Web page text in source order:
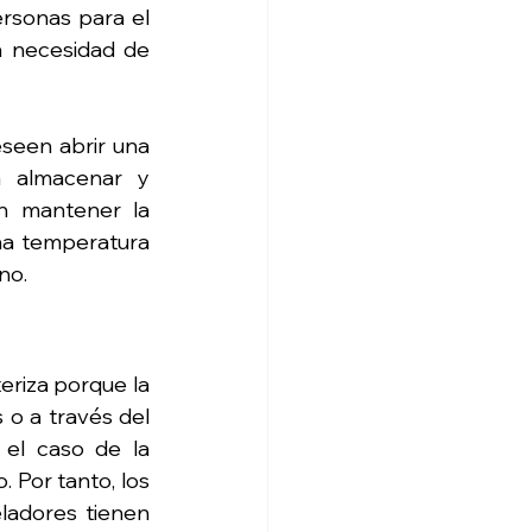
para el
necesidad de
abrir una
almacenar y
mantener la
temperatura
porque la
o a través del
el caso de la
Por tanto, los
tienen